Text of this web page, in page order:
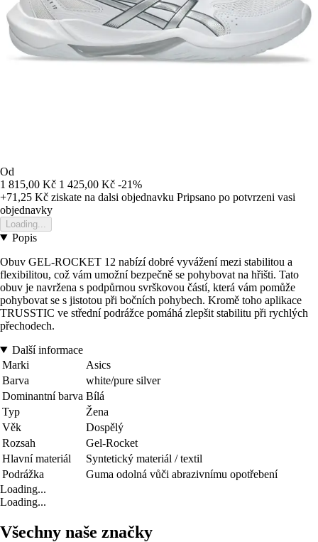
Od
1 815,00 Kč 1 425,00 Kč -21%
+71,25 Kč ziskate na dalsi objednavku Pripsano po potvrzeni vasi
objednavky
Loading...
Popis
Obuv GEL-ROCKET 12 nabízí dobré vyvážení mezi stabilitou a
flexibilitou, což vám umožní bezpečně se pohybovat na hřišti. Tato
obuv je navržena s podpůrnou svrškovou částí, která vám pomůže
pohybovat se s jistotou při bočních pohybech. Kromě toho aplikace
TRUSSTIC ve střední podrážce pomáhá zlepšit stabilitu při rychlých
přechodech.
Další informace
Marki
Asics
Barva
white/pure silver
Dominantní barva Bílá
Typ
Žena
Věk
Dospělý
Rozsah
Gel-Rocket
Hlavní materiál
Syntetický materiál / textil
Podrážka
Guma odolná vůči abrazivnímu opotřebení
Loading...
Loading...
Všechny naše značky